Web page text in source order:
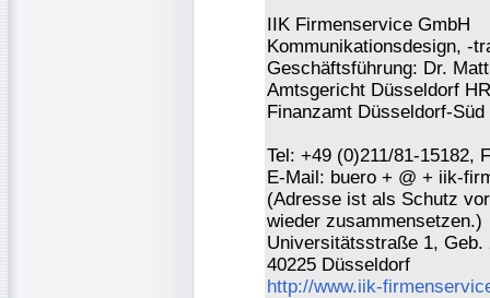
IIK Firmenservice GmbH
Kommunikationsdesign, -
Geschäftsführung: Dr.
Amtsgericht Düsseldorf
Finanzamt Düsseldorf-
Tel: +49 (0)211/81-15182,
E-Mail: buero + @ + iik-
(Adresse ist als Schutz
wieder zusammensetzen.)
Universitätsstraße 1, Geb.
40225 Düsseldorf
http://www.iik-